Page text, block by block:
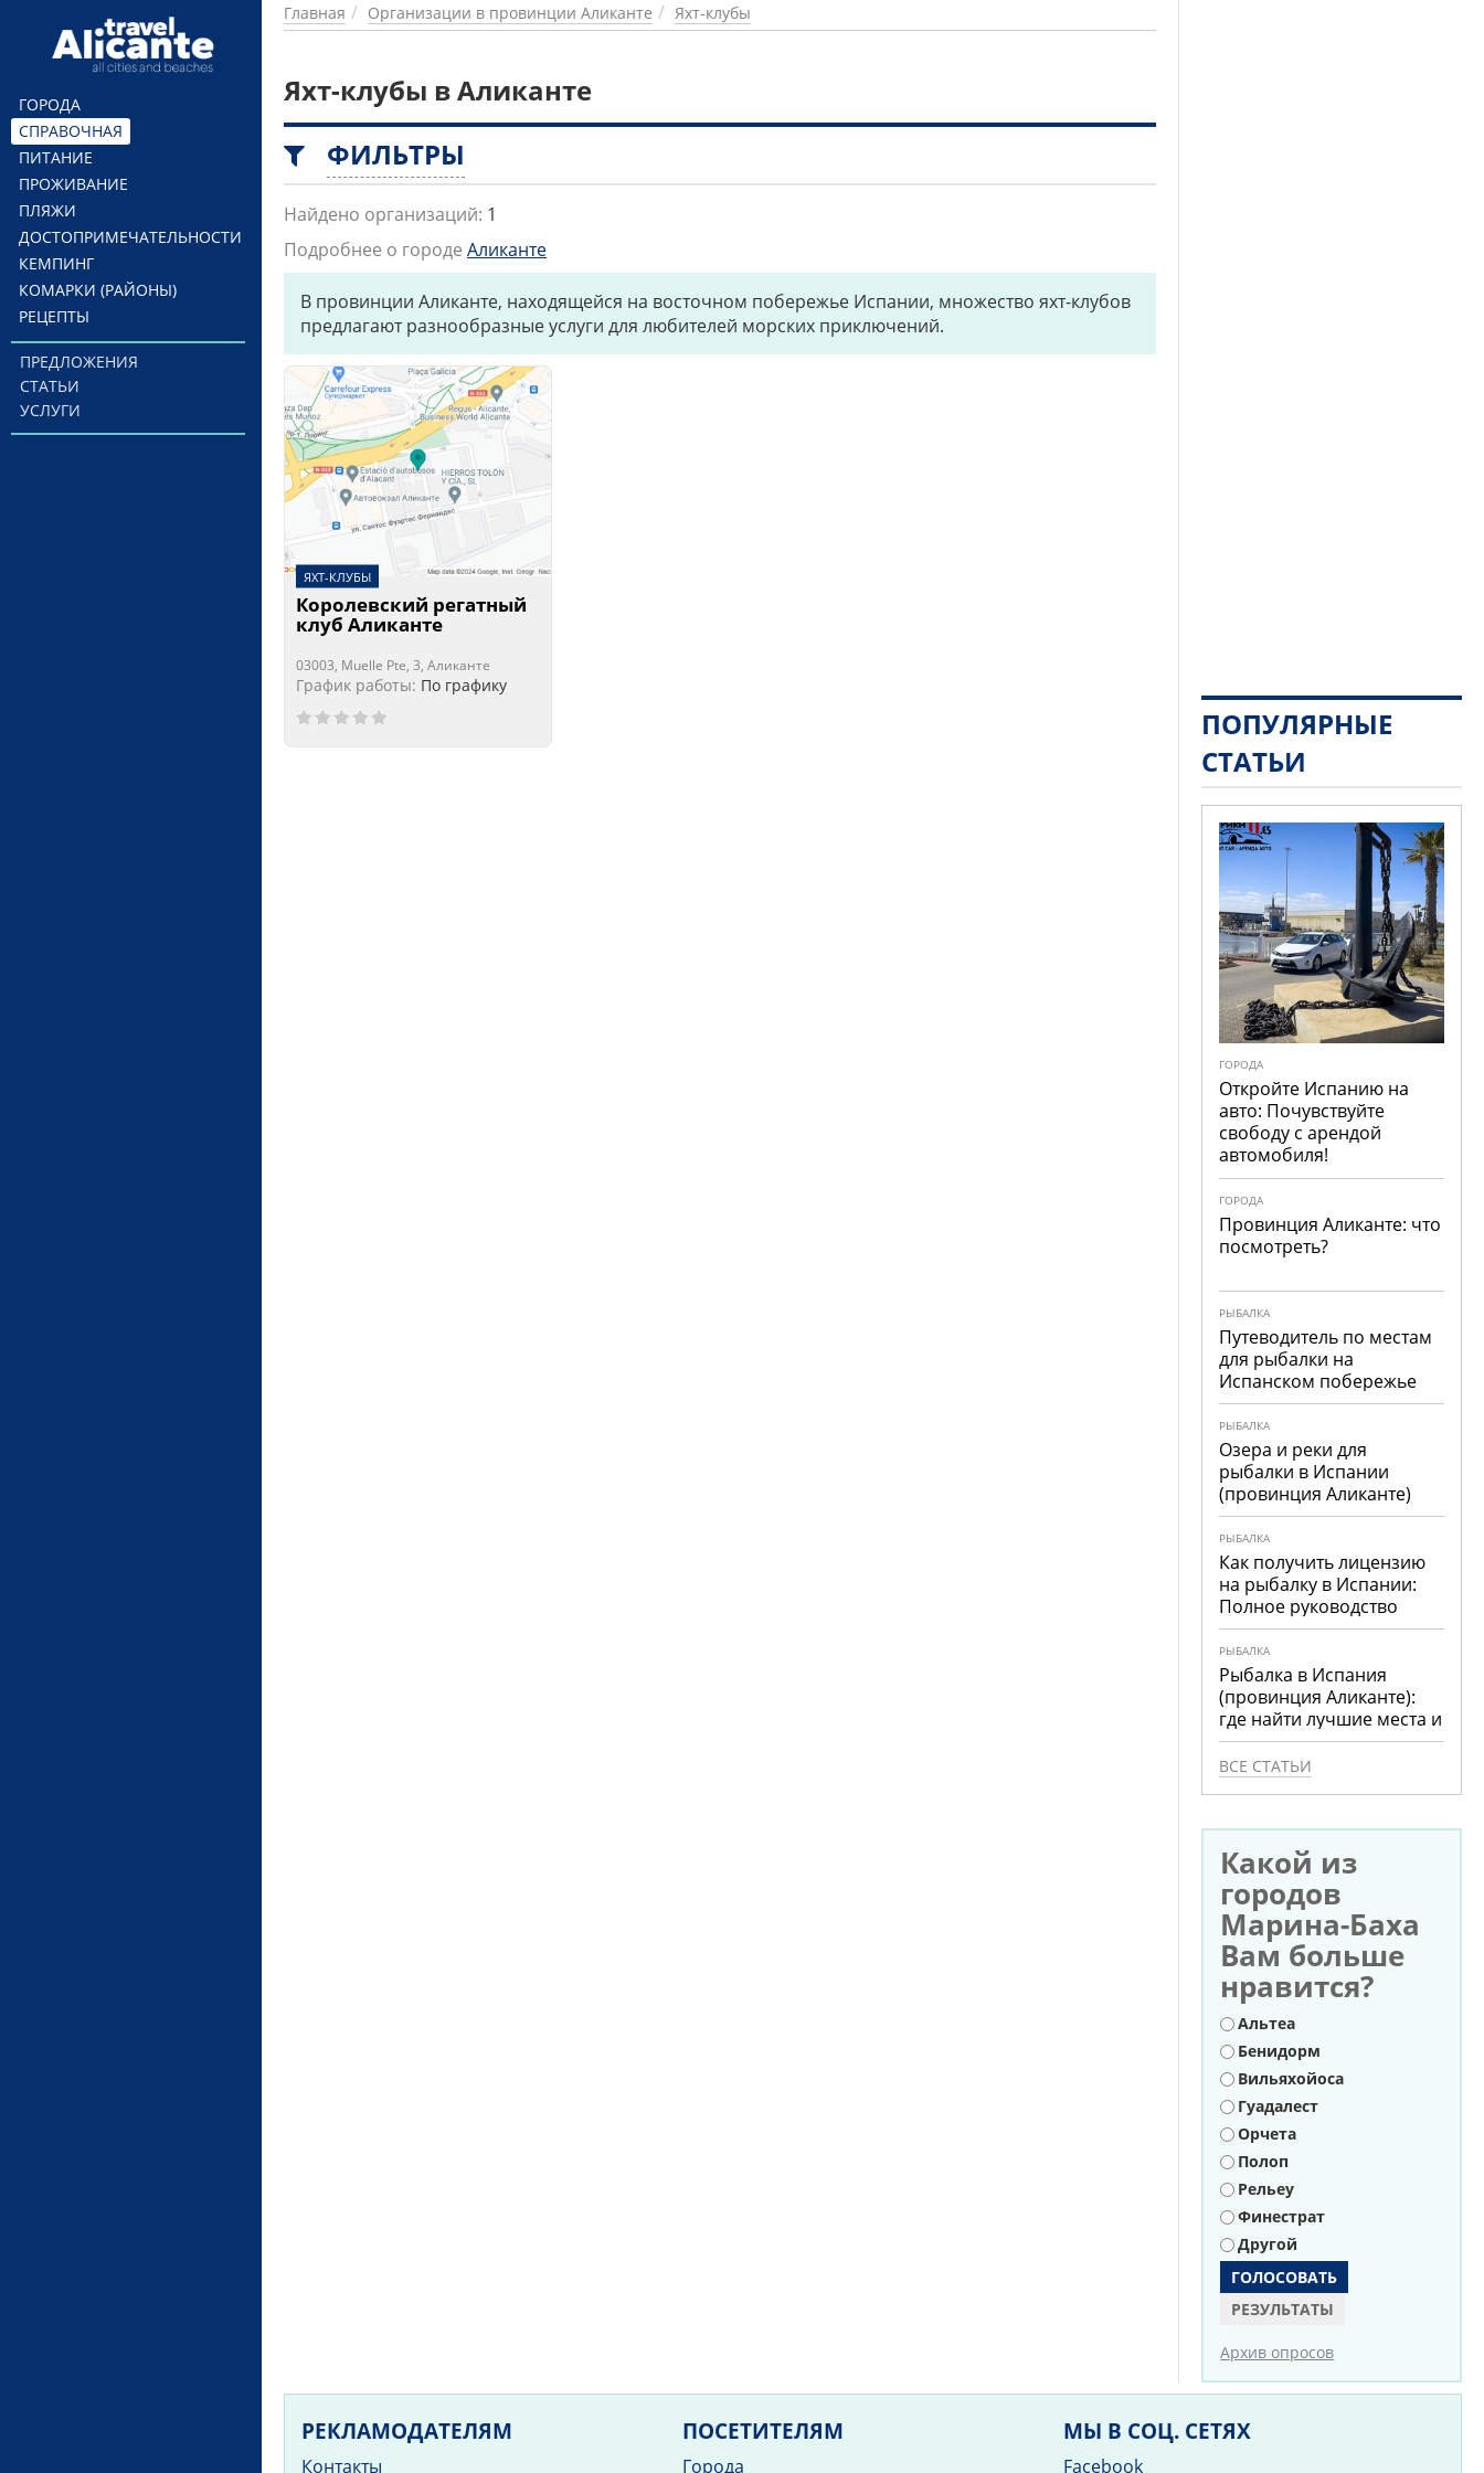
Перейти к основному содержанию
ГОРОДА
СПРАВОЧНАЯ
ПИТАНИЕ
ПРОЖИВАНИЕ
ПЛЯЖИ
ДОСТОПРИМЕЧАТЕЛЬНОСТИ
КЕМПИНГ
КОМАРКИ (РАЙОНЫ)
РЕЦЕПТЫ
ПРЕДЛОЖЕНИЯ
СТАТЬИ
УСЛУГИ
Главная Организации в провинции Аликанте Яхт-клубы
Яхт-клубы в Аликанте
ФИЛЬТРЫ
Найдено организаций: 1
Подробнее о городе Аликанте
В провинции Аликанте, находящейся на восточном побережье Испании, множество яхт-клубов
предлагают разнообразные услуги для любителей морских приключений.
ЯХТ-КЛУБЫ
Королевский регатный
клуб Аликанте
03003, Muelle Pte, 3, Аликанте
График работы: По графику
ПОПУЛЯРНЫЕ
СТАТЬИ
ГОРОДА
Откройте Испанию на
авто: Почувствуйте
свободу с арендой
автомобиля!
ГОРОДА
Провинция Аликанте: что
посмотреть?
РЫБАЛКА
Путеводитель по местам
для рыбалки на
Испанском побережье
РЫБАЛКА
Озера и реки для
рыбалки в Испании
(провинция Аликанте)
РЫБАЛКА
Как получить лицензию
на рыбалку в Испании:
Полное руководство
РЫБАЛКА
Рыбалка в Испания
(провинция Аликанте):
где найти лучшие места и
что ловить
ВСЕ СТАТЬИ
Какой из
городов
Марина-Баха
Вам больше
нравится?
Варианты
Альтеа
Бенидорм
Вильяхойоса
Гуадалест
Орчета
Полоп
Рельеу
Финестрат
Другой
РЕЗУЛЬТАТЫ
Архив опросов
РЕКЛАМОДАТЕЛЯМ
Контакты
ПОСЕТИТЕЛЯМ
Города
МЫ В СОЦ. СЕТЯХ
Facebook